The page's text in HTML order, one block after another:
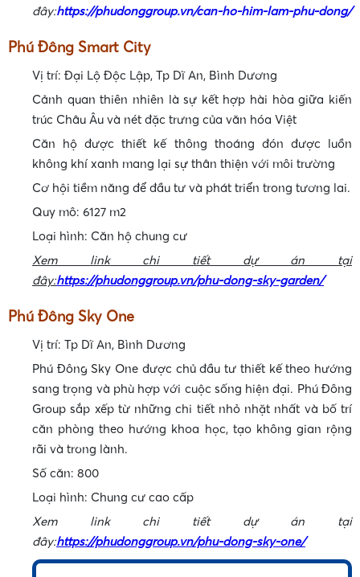
•
•
•
đây:https://phudonggroup.vn/can-ho-him-lam-phu-dong/
Phú Đông Smart City
Vị trí: Đại Lộ Độc Lập, Tp Dĩ An, Bình Dương
Cảnh quan thiên nhiên là sự kết hợp hài hòa giữa kiến
trúc Châu Âu và nét đặc trưng của văn hóa Việt
Căn hộ được thiết kế thông thoáng đón được luồn
không khí xanh mang lại sự thân thiện với môi trường
Cơ hội tiềm năng để đầu tư và phát triển trong tương lai.
Quy mô: 6127 m2
Loại hình: Căn hộ chung cư
Xem link chi tiết dự án tại
đây:https://phudonggroup.vn/phu-dong-sky-garden/
Phú Đông Sky One
Vị trí: Tp Dĩ An, Bình Dương
Phú Đông Sky One được chủ đầu tư thiết kế theo hướng
sang trọng và phù hợp với cuộc sống hiện đại. Phú Đông
Group sắp xếp từ những chi tiết nhỏ nhặt nhất và bố trí
căn phòng theo hướng khoa học, tạo không gian rộng
rãi và trong lành.
Số căn: 800
Loại hình: Chung cư cao cấp
Xem link chi tiết dự án tại
đây:https://phudonggroup.vn/phu-dong-sky-one/